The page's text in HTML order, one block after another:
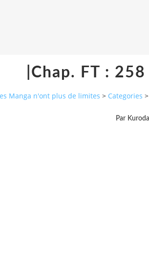
|Chap. FT :
Manga n'ont plus de limites > Categories >
Par